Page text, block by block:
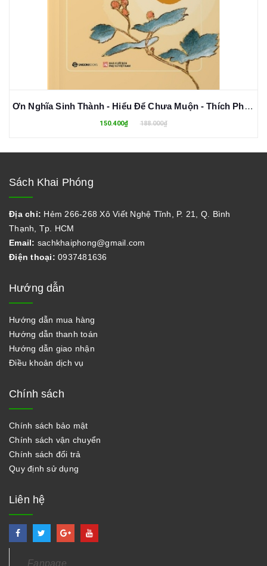
Ơn Nghĩa Sinh Thành - Hiểu Để Chưa Muộn - Thích Pháp Hòa
150.400₫ 188.000₫
Sách Khai Phóng
Địa chỉ: Hẻm 266-268 Xô Viết Nghệ Tĩnh, P. 21, Q. Bình
Thạnh, Tp. HCM
Email: sachkhaiphong@gmail.com
Điện thoại: 0937481636
Hướng dẫn
Hướng dẫn mua hàng
Hướng dẫn thanh toán
Hướng dẫn giao nhận
Điều khoản dịch vụ
Chính sách
Chính sách bảo mật
Chính sách vận chuyển
Chính sách đổi trả
Quy định sử dụng
Liên hệ
Fanpage